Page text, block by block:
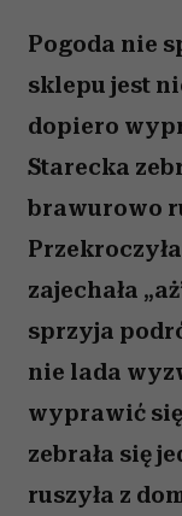
Pogoda nie
sklepu jest
dopiero
Starecka
brawurowo
zajechała
sprzyja
nie lada
wyprawić
zebrała się
ruszyła z